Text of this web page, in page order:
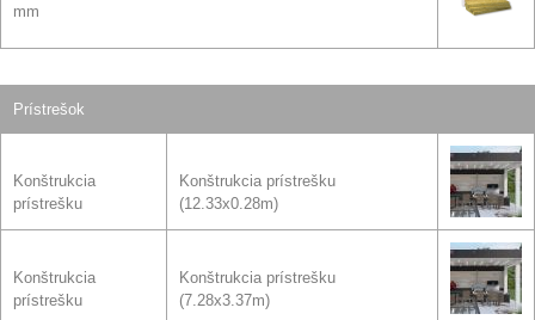
mm
Prístrešok
Konštrukcia
prístrešku
Konštrukcia prístrešku
(12.33x0.28m)
Konštrukcia
prístrešku
Konštrukcia prístrešku
(7.28x3.37m)